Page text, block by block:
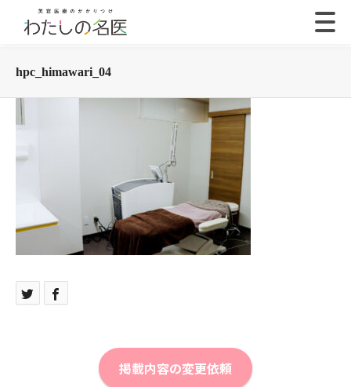
hpc_himawari_04
掲載内容の変更依頼